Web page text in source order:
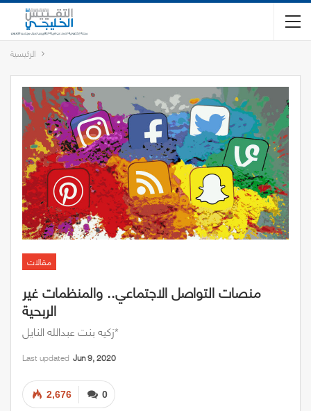
الرئيسية
مقالات
منصات التواصل الاجتماعي.. والمنظمات غير
الربحية
زكيه بنت عبدالله النايل*
Last updated Jun 9, 2020
0
2,676